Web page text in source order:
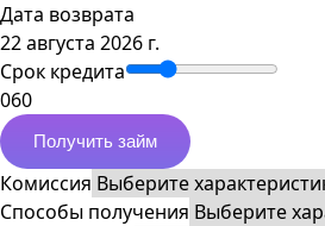
Дата возврата
22 августа 2026 г.
Срок кредита
060
Получить займ
Комиссия
Способы получения